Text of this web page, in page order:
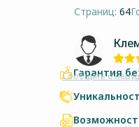
Страниц: 64
Сообщить о
Гарантия